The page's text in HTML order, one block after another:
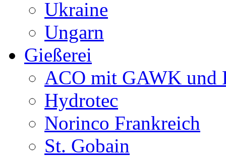
Ukraine
Ungarn
Gießerei
ACO mit GAWK und
Hydrotec
Norinco Frankreich
St. Gobain